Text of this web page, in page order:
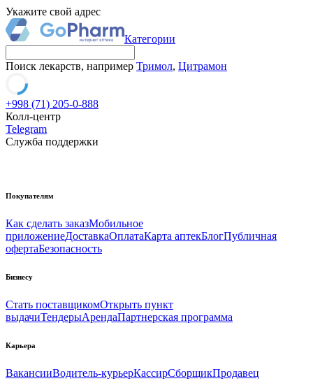
Укажите свой адрес
Категории
Поиск лекарств, например Тримол, Цитрамон
+998 (71) 205-0-888
Колл-центр
Telegram
Служба поддержки
Покупателям
Как сделать заказМобильное
приложениеДоставкаОплатаКарта аптекБлогПубличная
офертаБезопасность
Бизнесу
Стать поставщикомОткрыть пункт
выдачиТендерыАрендаПартнерская программа
Карьера
ВакансииВодитель-курьерКассирСборщикПродавец